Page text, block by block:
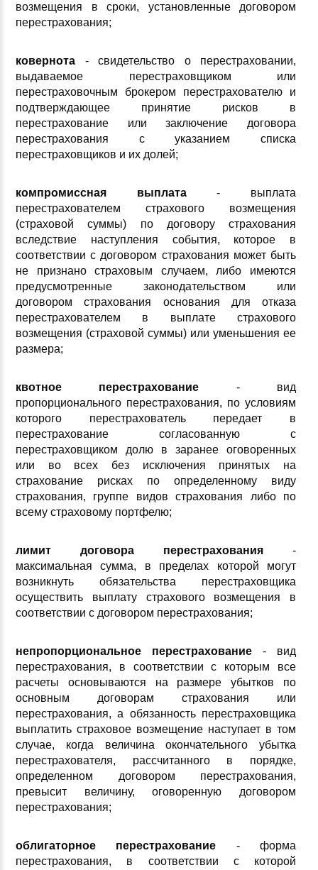
возмещения в сроки, установленные договором
перестрахования;
ковернота - свидетельство о перестраховании,
выдаваемое перестраховщиком или
перестраховочным брокером перестрахователю и
подтверждающее принятие рисков в
перестрахование или заключение договора
перестрахования с указанием списка
перестраховщиков и их долей;
компромиссная выплата- выплата
перестрахователем страхового возмещения
(страховой суммы) по договору страхования
вследствие наступления события, которое в
соответствии с договором страхования может быть
не признано страховым случаем, либо имеются
предусмотренные законодательством или
договором страхования основания для отказа
перестрахователем в выплате страхового
возмещения (страховой суммы) или уменьшения ее
размера;
квотное перестрахование - вид
пропорционального перестрахования, по условиям
которого перестрахователь передает в
перестрахование согласованную с
перестраховщиком долю в заранее оговоренных
или во всех без исключения принятых на
страхование рисках по определенному виду
страхования, группе видов страхования либо по
всему страховому портфелю;
лимит договора перестрахования -
максимальная сумма, в пределах которой могут
возникнуть обязательства перестраховщика
осуществить выплату страхового возмещения в
соответствии с договором перестрахования;
непропорциональное перестрахование - вид
перестрахования, в соответствии с которым все
расчеты основываются на размере убытков по
основным договорам страхования или
перестрахования, а обязанность перестраховщика
выплатить страховое возмещение наступает в том
случае, когда величина окончательного убытка
перестрахователя, рассчитанного в порядке,
определенном договором перестрахования,
превысит величину, оговоренную договором
перестрахования;
облигаторное перестрахование - форма
перестрахования, в соответствии с которой